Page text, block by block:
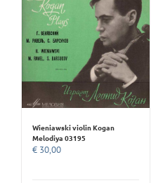
Wieniawski violin Kogan
Melodiya 03195
€ 30,00